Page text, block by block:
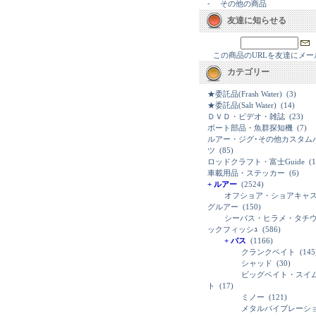
- その他の商品
友達に知らせる
この商品のURLを友達にメー
カテゴリー
★委託品(Frash Water) (3)
★委託品(Salt Water) (14)
ＤＶＤ・ビデオ・雑誌 (23)
ボート部品・魚群探知機 (7)
ルアー・ジグ･その他カスタム
ツ (85)
ロッドクラフト・富士Guide
車載用品・ステッカー (6)
+ ルアー (2524)
オフショア・ショアキャ
グルアー (150)
シーバス・ヒラメ・タチ
ックフィッシｭ (586)
+ バス (1166)
クランクベイト
シャッド (30)
ビッグベイト・スイ
ト
(17)
ミノー (121)
メタルバイブレーシ